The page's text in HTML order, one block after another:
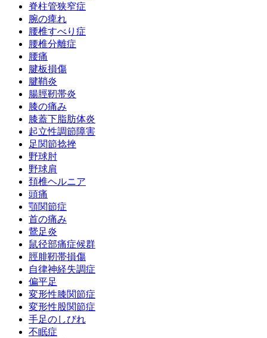
脊柱管狭窄症
腕の痺れ
腰椎すべり症
腰椎分離症
腰痛
腱板損傷
腱鞘炎
腸脛靭帯炎
膝の痛み
膝蓋下脂肪体炎
起立性調節障害
足関節捻挫
野球肘
野球肩
頚椎ヘルニア
頭痛
顎関節症
首の痛み
鵞足炎
鼠径部痛症候群
脛腓靭帯損傷
自律神経失調症
偏平足
変形性膝関節症
変形性股関節症
手足のしびれ
不眠症